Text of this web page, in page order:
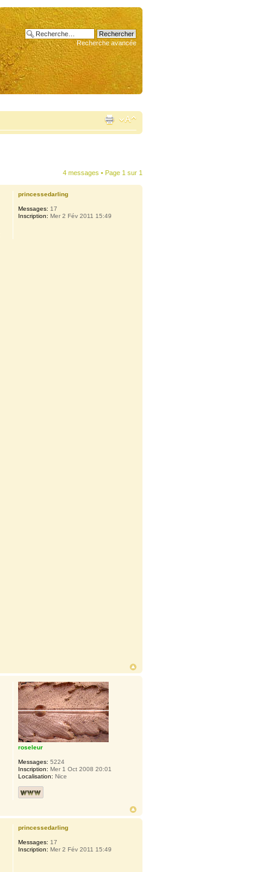
Recherche avancée
4 messages • Page 1 sur 1
princessedarling
Messages: 17
Inscription: Mer 2 Fév 2011 15:49
roseleur
Messages: 5224
Inscription: Mer 1 Oct 2008 20:01
Localisation: Nice
princessedarling
Messages: 17
Inscription: Mer 2 Fév 2011 15:49